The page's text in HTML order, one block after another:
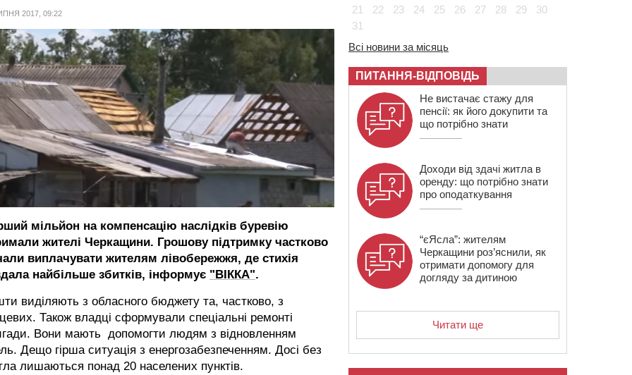
2017, 09:22
мільйон на компенсацію наслідків буревію
жителі Черкащини. Грошову підтримку частково
виплачувати жителям лівобережжя, де стихія
найбільше збитків, інформує "ВІККА".
виділяють з обласного бюджету та, частково, з
Також владці сформували спеціальні ремонті
Вони мають допомогти людям з відновленням
Дещо гірша ситуація з енергозабезпеченням. Досі без
лишаються понад 20 населених пунктів.
21
22 23 24 25 26 27 28 29
30
31
Всі новини за місяць
ПИТАННЯ-ВІДПОВІДЬ
Не вистачає стажу для
пенсії: як його докупити та
що потрібно знати
Доходи від здачі житла в
оренду: що потрібно знати
про оподаткування
“єЯсла”: жителям
Черкащини роз’яснили, як
отримати допомогу для
догляду за дитиною
Читати ще